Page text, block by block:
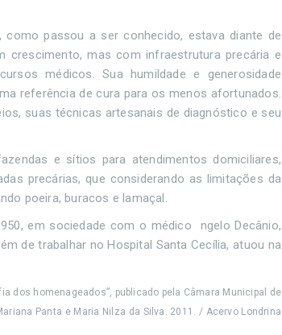
como passou a ser conhecido, estava diante de
crescimento, mas com infraestrutura precária e
médicos. Sua humildade e generosidade
referência de cura para os menos afortunados.
suas técnicas artesanais de diagnóstico e seu
e sítios para atendimentos domiciliares,
precárias, que considerando as limitações da
poeira, buracos e lamaçal.
em sociedade com o médico ngelo Decânio,
de trabalhar no Hospital Santa Cecília, atuou na
dos homenageados”, publicado pela Câmara Municipal de
Panta e Maria Nilza da Silva. 2011. / Acervo Londrina